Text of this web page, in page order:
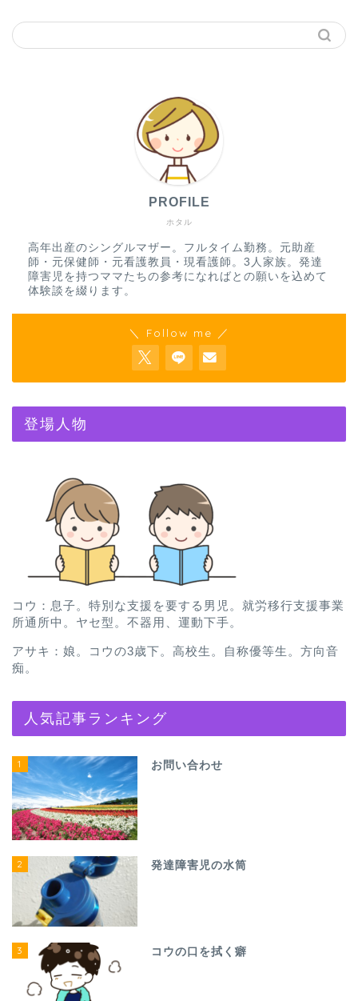
ホタル
PROFILE
高年出産のシングルマザー。フルタイム勤務。元助産
師・元保健師・元看護教員・現看護師。3人家族。発達
障害児を持つママたちの参考になればとの願いを込めて
体験談を綴ります。
＼ Follow me ／
登場人物
コウ：息子。特別な支援を要する男児。就労移行支援事業
所通所中。ヤセ型。不器用、運動下手。
アサキ：娘。コウの3歳下。高校生。自称優等生。方向音
痴。
人気記事ランキング
1 お問い合わせ
2 発達障害児の水筒
3 コウの口を拭く癖